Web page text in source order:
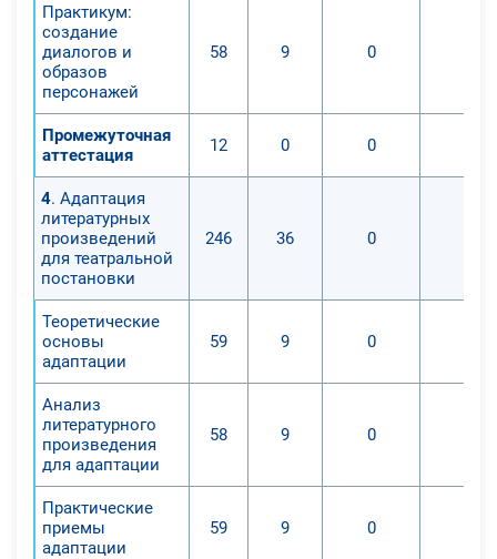
Практикум:
создание
диалогов и
образов
персонажей
58 9 0
Промежуточная
аттестация
12 0 0
4. Адаптация
литературных
произведений
для театральной
постановки
246 36 0
Теоретические
основы
адаптации
59 9 0
Анализ
литературного
произведения
для адаптации
58 9 0
Практические
приемы
адаптации
59 9 0